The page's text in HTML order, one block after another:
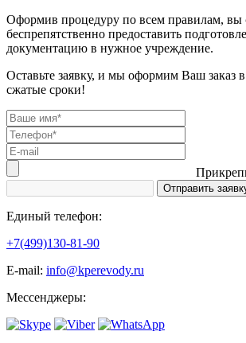
Оформив процедуру по всем правилам, вы
беспрепятственно предоставить
документацию в нужное учреждение.
Оставьте заявку, и мы оформим Ваш заказ
сжатые сроки!
Единый телефон:
+7(499)130-81-90
Е-mail: info@kperevody.ru
Мессенджеры: